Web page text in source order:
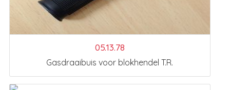
05.13.78
Gasdraaibuis voor blokhendel T.R.